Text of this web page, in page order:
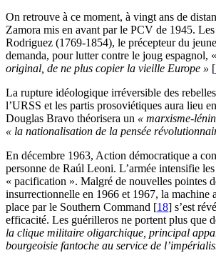
On retrouve à ce moment, à vingt ans de
Zamora mis en avant par le PCV de 1945.
Rodriguez (1769-1854), le précepteur du
demanda, pour lutter contre le joug espagnol, «
original, de ne plus copier la vieille Europe » [
La rupture idéologique irréversible des
l’URSS et les partis prosoviétiques aura lieu
Douglas Bravo théorisera un « marxisme-
« la nationalisation de la pensée
En décembre 1963, Action démocratique a
personne de Raúl Leoni. L’armée intensifie
« pacification ». Malgré de nouvelles pointes
insurrectionnelle en 1966 et 1967, la machine
place par le Southern Command [18] s’est
efficacité. Les guérilleros ne portent plus que
la clique militaire oligarchique, principal
bourgeoisie fantoche au service de